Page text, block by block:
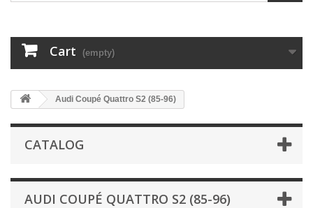
Cart (empty)
Audi Coupé Quattro S2 (85-96)
CATALOG
AUDI COUPÉ QUATTRO S2 (85-96)